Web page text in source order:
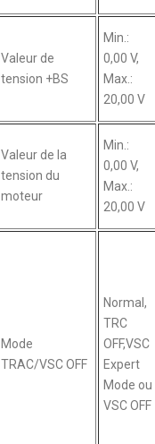
Valeur de
tension +BS
Min.:
0,00 V,
Max.:
20,00 V
Valeur de la
tension du
moteur
Min.:
0,00 V,
Max.:
20,00 V
Mode
TRAC/VSC OFF
Normal,
TRC
OFF,VSC
Expert
Mode ou
VSC OFF